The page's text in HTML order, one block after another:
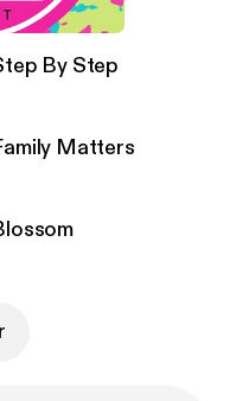
By Step
Matters